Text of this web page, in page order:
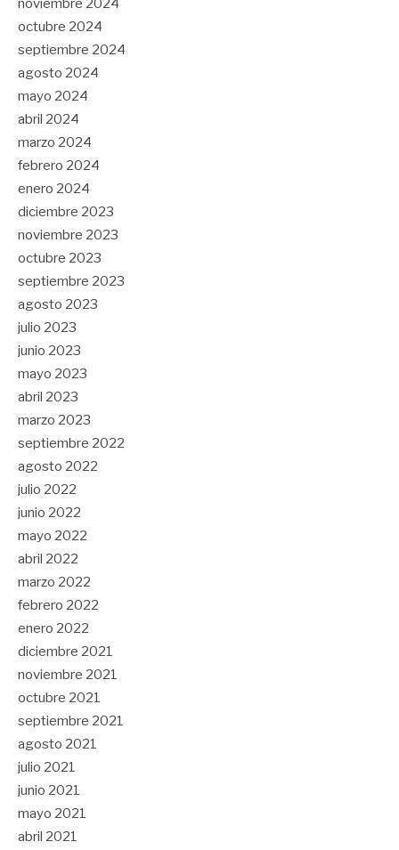
noviembre 2024
octubre 2024
septiembre 2024
agosto 2024
mayo 2024
abril 2024
marzo 2024
febrero 2024
enero 2024
diciembre 2023
noviembre 2023
octubre 2023
septiembre 2023
agosto 2023
julio 2023
junio 2023
mayo 2023
abril 2023
marzo 2023
septiembre 2022
agosto 2022
julio 2022
junio 2022
mayo 2022
abril 2022
marzo 2022
febrero 2022
enero 2022
diciembre 2021
noviembre 2021
octubre 2021
septiembre 2021
agosto 2021
julio 2021
junio 2021
mayo 2021
abril 2021